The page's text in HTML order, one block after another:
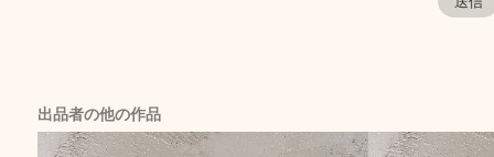
出品者の他の作品